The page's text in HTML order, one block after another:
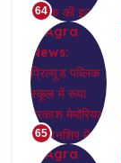
64
65